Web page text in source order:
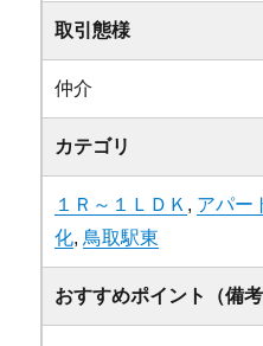
取引態様
仲介
カテゴリ
１Ｒ～１ＬＤＫ , アパー
化, 鳥取駅東
おすすめポイント（備考